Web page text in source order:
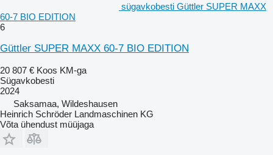
sügavkobesti Güttler SUPER MAXX
60-7 BIO EDITION
6
Güttler SUPER MAXX 60-7 BIO EDITION
20 807 € Koos KM-ga
Sügavkobesti
2024
Saksamaa, Wildeshausen
Heinrich Schröder Landmaschinen KG
Võta ühendust müüjaga